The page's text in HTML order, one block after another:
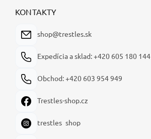
KONTAKTY
shop@trestles.sk
Expedícia a sklad: +420 605 180 144
Obchod: +420 603 954 949
Trestles-shop.cz
trestles_shop